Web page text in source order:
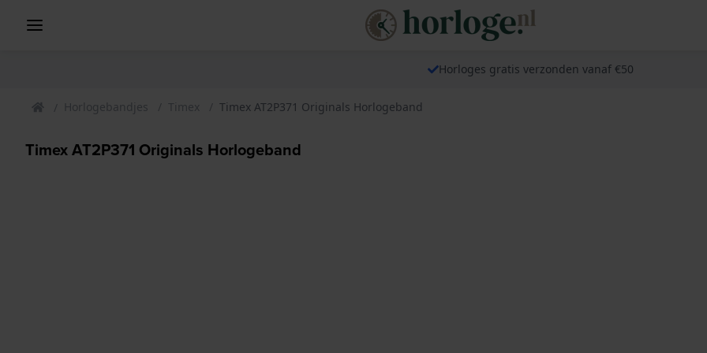
Horloges gratis verzonden vanaf €50
Horlogebandjes Timex Timex AT2P371 Originals Horlogeband
Timex AT2P371 Originals Horlogeband